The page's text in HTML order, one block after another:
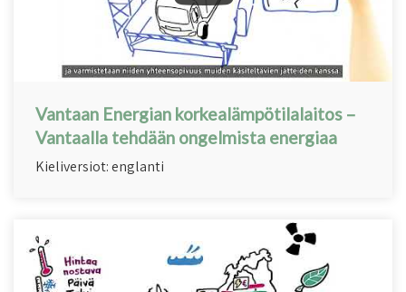
Vantaan Energian korkealämpötilalaitos –
Vantaalla tehdään ongelmista energiaa
Kieliversiot: englanti